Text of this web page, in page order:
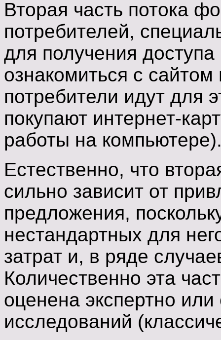
Вторая часть потока
потребителей,
для получения
ознакомиться с
потребители идут для
покупают интернет-
работы на
Естественно, что
сильно зависит от
предложения,
нестандартных для
затрат и, в ряде
Количественно эта
оценена экспертно
исследований